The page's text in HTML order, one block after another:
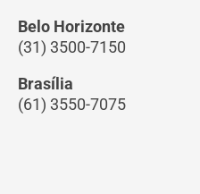
Belo Horizonte
(31) 3500-7150
Brasília
(61) 3550-7075